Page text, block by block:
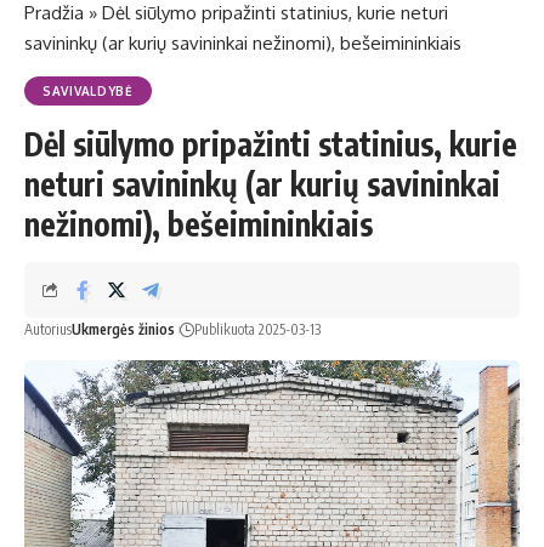
Pradžia » Dėl siūlymo pripažinti statinius, kurie neturi
savininkų (ar kurių savininkai nežinomi), bešeimininkiais
SAVIVALDYBĖ
Dėl siūlymo pripažinti statinius, kurie
neturi savininkų (ar kurių savininkai
nežinomi), bešeimininkiais
AutoriusUkmergės žinios Publikuota 2025-03-13